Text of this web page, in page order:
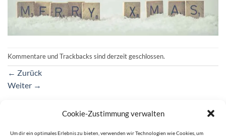
Cookie-Zustimmung verwalten
Um dir ein optimales Erlebnis zu bieten, verwenden wir Technologien wie Cookies, um
Kommentare und Trackbacks sind derzeit geschlossen.
← Zurück
Weiter →
IMPRESSUM DATENSCHUTZERKLÄRUNG